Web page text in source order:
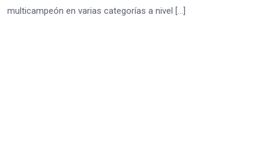
multicampeón en varias categorías a nivel […]